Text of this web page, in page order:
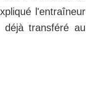
l'entraîneur
déjà transféré au